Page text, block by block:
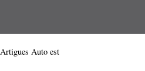
Auto est